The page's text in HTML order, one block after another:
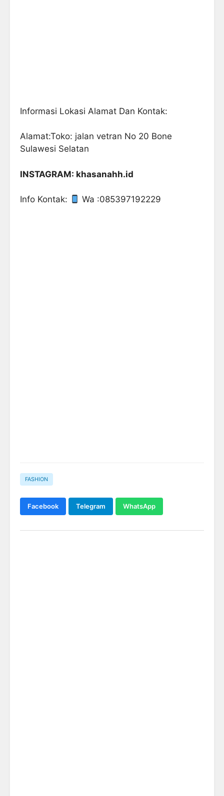
Informasi Lokasi Alamat Dan Kontak:
Alamat:Toko: jalan vetran No 20 Bone
Sulawesi Selatan
INSTAGRAM: khasanahh.id
Info Kontak: Wa :085397192229
FASHION
Facebook Telegram WhatsApp